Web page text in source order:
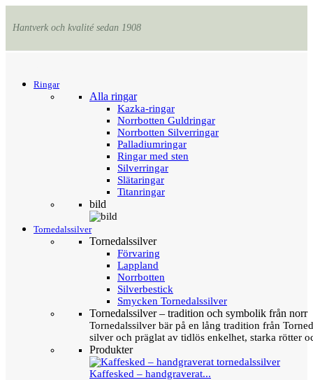
Hantverk och kvalité sedan 1908
Ringar
Alla ringar
Kazka-ringar
Norrbotten Guldringar
Norrbotten Silverringar
Palladiumringar
Ringar med sten
Silverringar
Slätaringar
Titanringar
bild
Tornedalssilver
Tornedalssilver
Förvaring
Lappland
Norrbotten
Silverbestick
Smycken Tornedalssilver
Tornedalssilver – tradition och symbolik från norr
Tornedalssilver bär på en lång tradition från
silver och präglat av tidlös enkelhet, starka rötter
Produkter
Kaffesked – handgraverat...